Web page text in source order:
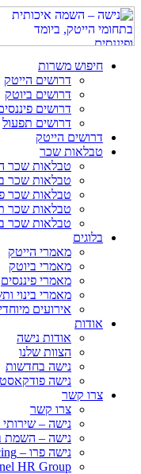
חיפוש משרות
דרושים הייטק
דרושים ביוטק
דרושים
דרושים תפעול
דרושים הייטק
טבלאות שכר
טבלאות שכר
טבלאות שכר
טבלאות שכר
טבלאות שכר
טבלאות שכר
בלוגים
מאמרי הייטק
מאמרי ביוטק
מאמרי פיננסים
מאמרי בינוי
אירועים
אודות
אודות נישה
הצוות שלנו
נישה בחדשות
נישה פודקאסט
צרו קשר
צרו קשר
נישה –
נישה – השמת
נישה פרו – Outsourcing
HR Group